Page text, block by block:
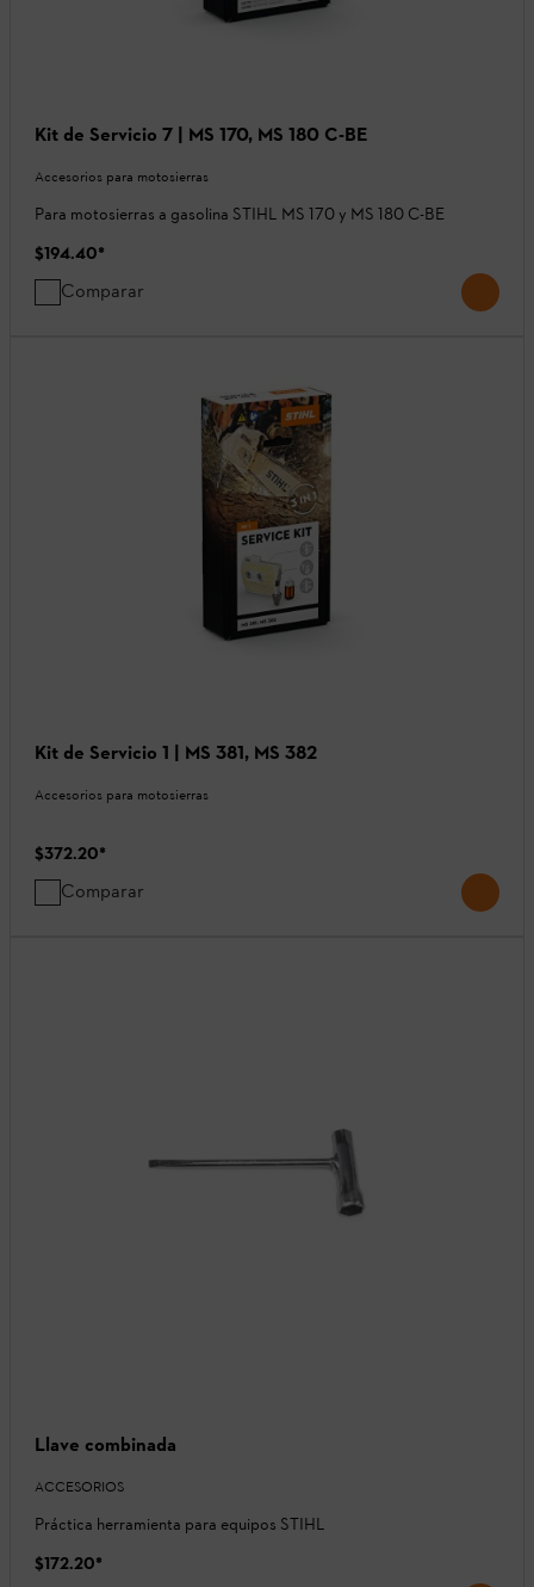
Kit de Servicio 7 | MS 170, MS 180 C-BE
Accesorios para motosierras
Para motosierras a gasolina STIHL MS 170 y MS 180 C-BE
$194.40*
Comparar
Kit de Servicio 1 | MS 381, MS 382
Accesorios para motosierras
$372.20*
Comparar
Llave combinada
ACCESORIOS
Práctica herramienta para equipos STIHL
$172.20*